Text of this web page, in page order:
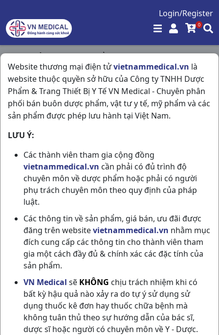
Login/Register
0
Website thương mại điện tửvietnammedical.vn là
website thuộc quyền sở hữu của Công ty TNHH Dược
Phẩm & Trang Thiết Bị Y Tế VN Medical - Chuyên phân
phối bán buôn dược phẩm, vật tư y tế, mỹ phẩm và các
sản phẩm được phép lưu hành tại Việt Nam.
LƯU Ý:
Các thành viên tham gia cộng đồng
vietnammedical.vn cần phải có đủ trình độ
chuyên môn về dược phẩm hoặc phải có người
phụ trách chuyên môn theo quy định của pháp
luật.
Các thông tin về sản phẩm, giá bán, ưu đãi được
đăng trên websitevietnammedical.vn nhằm mục
đích cung cấp các thông tin cho thành viên tham
gia một cách đầy đủ & chính xác các đặc tính của
sản phẩm.
VN Medical sẽ KHÔNG chịu trách nhiệm khi có
bất kỳ hậu quả nào xảy ra do tự ý sử dụng sử
dụng thuốc kê đơn hay thuốc chữa bệnh mà
không tuân thủ theo sự hướng dẫn của bác sĩ,
dược sĩ hoặc người có chuyên môn về Y - Dược.
Trang chủ / Hóa - Mỹ Phẩm /
Hiruscar Post Acne T5gr Thailand
HIRUSCAR POST ACNE T5GR THAILAND
NSX:Thailand
Nhóm hàng:Hóa - Mỹ Phẩm,